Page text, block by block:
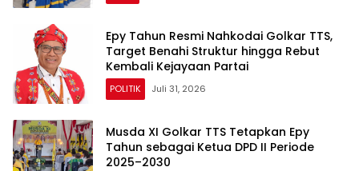
Epy Tahun Resmi Nahkodai Golkar TTS,
Target Benahi Struktur hingga Rebut
Kembali Kejayaan Partai
POLITIK Juli 31, 2026
Musda XI Golkar TTS Tetapkan Epy
Tahun sebagai Ketua DPD II Periode
2025–2030